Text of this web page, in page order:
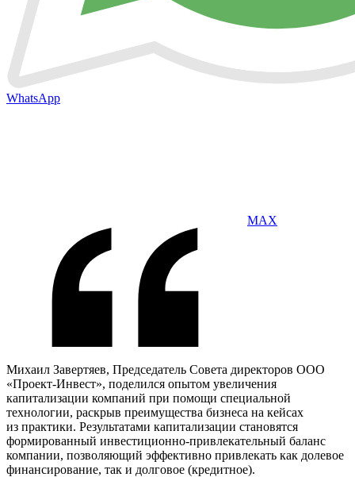
WhatsApp
MAX
Михаил Завертяев, Председатель Совета директоров ООО
«Проект-Инвест», поделился опытом увеличения
капитализации компаний при помощи специальной
технологии, раскрыв преимущества бизнеса на кейсах
из практики. Результатами капитализации становятся
формированный инвестиционно-привлекательный баланс
компании, позволяющий эффективно привлекать как долевое
финансирование, так и долговое (кредитное).